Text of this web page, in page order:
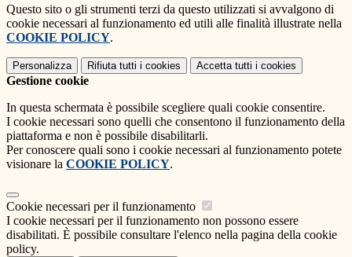
Questo sito o gli strumenti terzi da questo utilizzati si avvalgono di
cookie necessari al funzionamento ed utili alle finalità illustrate nella
COOKIE POLICY.
Personalizza Rifiuta tutti i cookies Accetta tutti i cookies
Gestione cookie
In questa schermata è possibile scegliere quali cookie consentire.
I cookie necessari sono quelli che consentono il funzionamento della
piattaforma e non è possibile disabilitarli.
Per conoscere quali sono i cookie necessari al funzionamento potete
visionare la COOKIE POLICY.
Cookie necessari per il funzionamento
I cookie necessari per il funzionamento non possono essere
disabilitati. È possibile consultare l'elenco nella pagina della cookie
policy.